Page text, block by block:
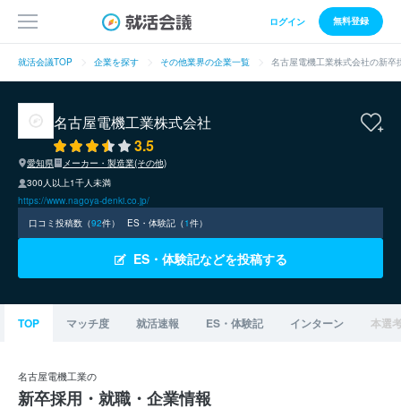
ログイン 無料登録
就活会議TOP 企業を探す その他業界の企業一覧 名古屋電機工業株式会社の新卒
名古屋電機工業株式会社
3.5
愛知県
メーカー・製造業(その他)
300人以上1千人未満
https://www.nagoya-denki.co.jp/
口コミ投稿数（92件） ES・体験記（1件）
ES・体験記などを投稿する
TOP マッチ度 就活速報 ES・体験記 インターン 本選
名古屋電機工業の
新卒採用・就職・企業情報